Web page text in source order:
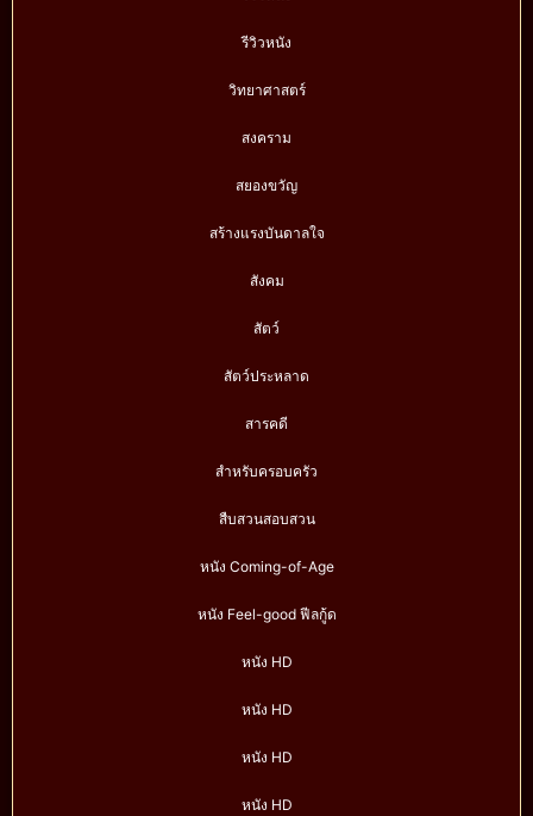
รีวิวหนัง
วิทยาศาสตร์
สงคราม
สยองขวัญ
สร้างแรงบันดาลใจ
สังคม
สัตว์
สัตว์ประหลาด
สารคดี
สำหรับครอบครัว
สืบสวนสอบสวน
หนัง Coming-of-Age
หนัง Feel-good ฟีลกู้ด
หนัง HD
หนัง HD
หนัง HD
หนัง HD